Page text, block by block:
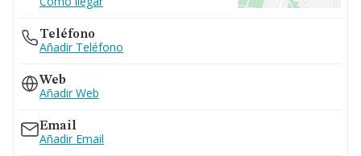
Teléfono
Añadir Teléfono
Web
Añadir Web
Email
Añadir Email